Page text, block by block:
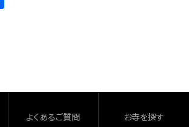
よくあるご質問 お寺を探す